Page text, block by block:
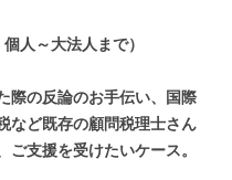
人～大法人まで）
際の反論のお手伝い、国際
など既存の顧問税理士さん
支援を受けたいケース。